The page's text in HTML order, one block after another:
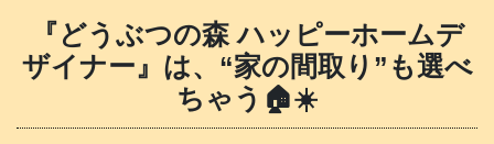
『どうぶつの森 ハッピーホームデ
ザイナー』は、“家の間取り”も選べ
ちゃう🏠️☀️